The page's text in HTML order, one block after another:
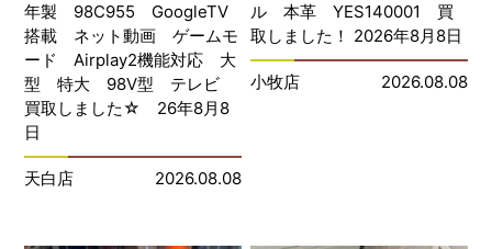
年製 98C955 GoogleTV
搭載 ネット動画 ゲームモ
ード Airplay2機能対応 大
型 特大 98V型 テレビ
買取しました☆ 26年8月8
日
天白店 2026.08.08
ル 本革 YES140001 買
取しました！ 2026年8月8日
小牧店 2026.08.08